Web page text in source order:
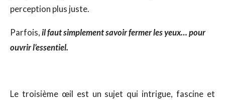
perception plus juste.
Parfois, il faut simplement savoir fermer les yeux… pour
ouvrir l’essentiel.
Le troisième œil est un sujet qui intrigue, fascine et